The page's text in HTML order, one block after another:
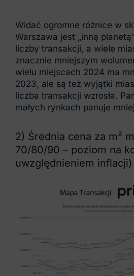
Widać ogromne różnice w
Warszawa jest „inną
liczby transakcji, a wiele
znacznie mniejszym
wielu miejscach 2024 ma
2023, ale są też wyjątki
liczba transakcji wzrosła.
małych rynkach panuje
2) Średnia cena za m²
70/80/90 – poziom na
uwzględnieniem inflacji)